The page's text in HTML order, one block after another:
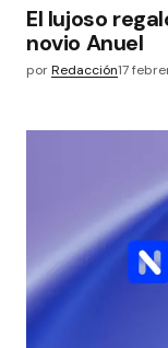
El lujoso
novio Anuel
porRedacción17